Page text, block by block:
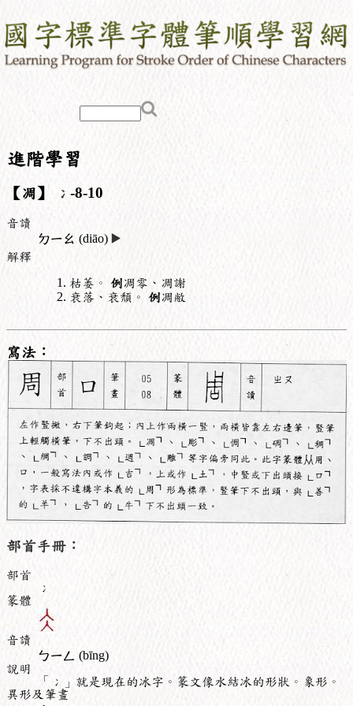
進階學習
【凋】 冫 -8-10
音讀
ㄉㄧㄠ (diāo) ▶️
解釋
枯萎。 例凋零、凋謝
衰落、衰頹。 例凋敝
寫法：
部首手冊：
部首
冫
篆體
音讀
ㄅㄧㄥ
(bīng)
說明
「冫」就是現在的冰字。篆文像水結冰的形狀。象形。
異形及筆畫